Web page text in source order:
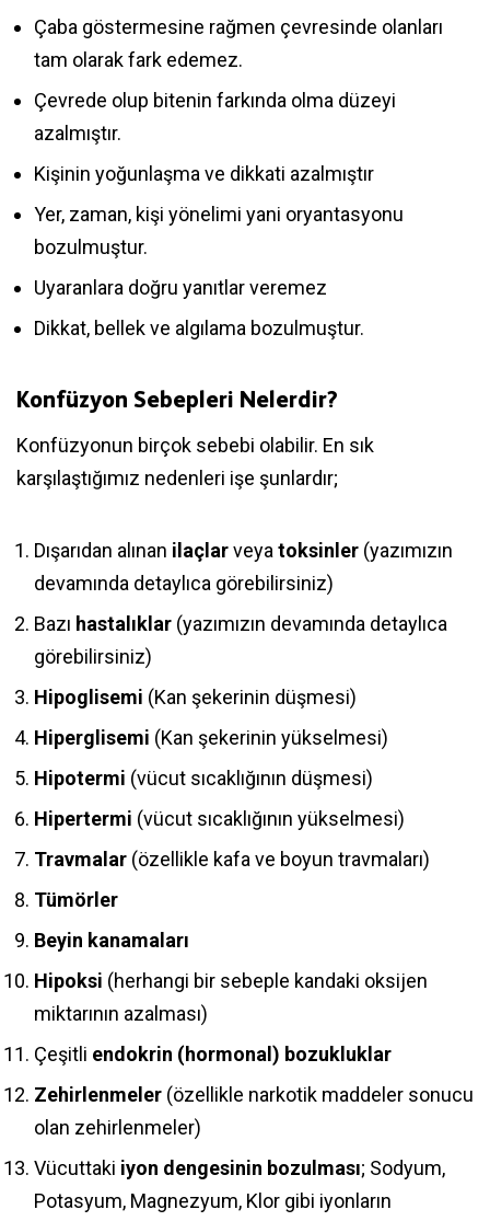
Çaba göstermesine rağmen çevresinde olanları
tam olarak fark edemez.
Çevrede olup bitenin farkında olma düzeyi
azalmıştır.
Kişinin yoğunlaşma ve dikkati azalmıştır
Yer, zaman, kişi yönelimi yani oryantasyonu
bozulmuştur.
Uyaranlara doğru yanıtlar veremez
Dikkat, bellek ve algılama bozulmuştur.
Konfüzyon Sebepleri Nelerdir?
Konfüzyonun birçok sebebi olabilir. En sık
karşılaştığımız nedenleri işe şunlardır;
Dışarıdan alınan ilaçlarveyatoksinler (yazımızın
devamında detaylıca görebilirsiniz)
Bazı hastalıklar (yazımızın devamında detaylıca
görebilirsiniz)
Hipoglisemi (Kan şekerinin düşmesi)
Hiperglisemi (Kan şekerinin yükselmesi)
Hipotermi (vücut sıcaklığının düşmesi)
Hipertermi (vücut sıcaklığının yükselmesi)
Travmalar (özellikle kafa ve boyun travmaları)
Tümörler
Beyin kanamaları
Hipoksi (herhangi bir sebeple kandaki oksijen
miktarının azalması)
Çeşitli endokrin (hormonal) bozukluklar
Zehirlenmeler (özellikle narkotik maddeler sonucu
olan zehirlenmeler)
Vücuttaki iyon dengesinin bozulması; Sodyum,
Potasyum, Magnezyum, Klor gibi iyonların